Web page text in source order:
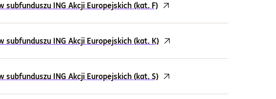
ING Akcji Europejskich (kat. F)
ING Akcji Europejskich (kat. K)
ING Akcji Europejskich (kat. S)